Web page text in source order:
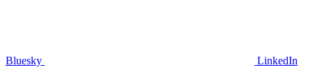
Bluesky LinkedIn